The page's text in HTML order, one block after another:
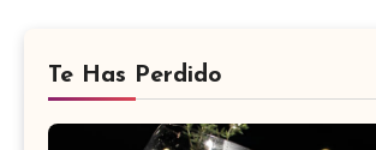
Te Has Perdido